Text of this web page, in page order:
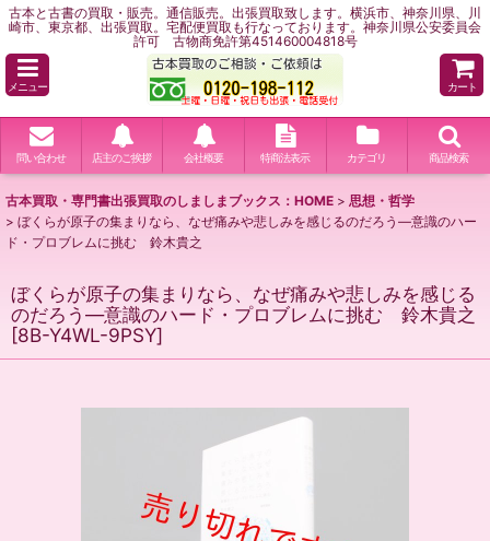
古本と古書の買取・販売。通信販売。出張買取致します。横浜市、神奈川県、川
崎市、東京都、出張買取。宅配便買取も行なっております。神奈川県公安委員会
許可 古物商免許第451460004818号
メニュー カート
問い合わせ 店主のご挨拶 会社概要 特商法表示 カテゴリ 商品検索
古本買取・専門書出張買取のしましまブックス：HOME > 思想・哲学
> ぼくらが原子の集まりなら、なぜ痛みや悲しみを感じるのだろう―意識のハー
ド・プロブレムに挑む 鈴木貴之
ぼくらが原子の集まりなら、なぜ痛みや悲しみを感じる
のだろう―意識のハード・プロブレムに挑む 鈴木貴之
[8B-Y4WL-9PSY]